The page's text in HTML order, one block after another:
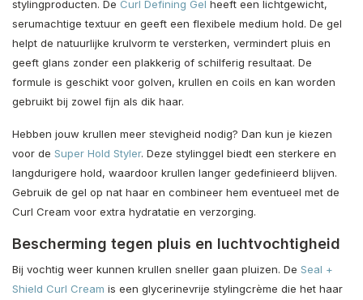
stylingproducten. De Curl Defining Gel heeft een lichtgewicht,
serumachtige textuur en geeft een flexibele medium hold. De gel
helpt de natuurlijke krulvorm te versterken, vermindert pluis en
geeft glans zonder een plakkerig of schilferig resultaat. De
formule is geschikt voor golven, krullen en coils en kan worden
gebruikt bij zowel fijn als dik haar.
Hebben jouw krullen meer stevigheid nodig? Dan kun je kiezen
voor de Super Hold Styler. Deze stylinggel biedt een sterkere en
langdurigere hold, waardoor krullen langer gedefinieerd blijven.
Gebruik de gel op nat haar en combineer hem eventueel met de
Curl Cream voor extra hydratatie en verzorging.
Bescherming tegen pluis en luchtvochtigheid
Bij vochtig weer kunnen krullen sneller gaan pluizen. De Seal +
Shield Curl Cream is een glycerinevrije stylingcrème die het haar